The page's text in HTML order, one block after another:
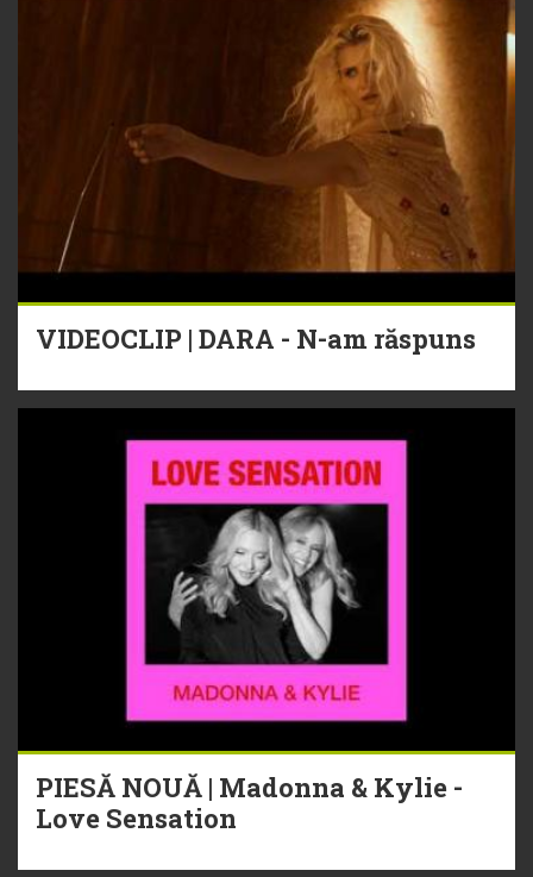
VIDEOCLIP | DARA - N-am răspuns
PIESĂ NOUĂ | Madonna & Kylie -
Love Sensation